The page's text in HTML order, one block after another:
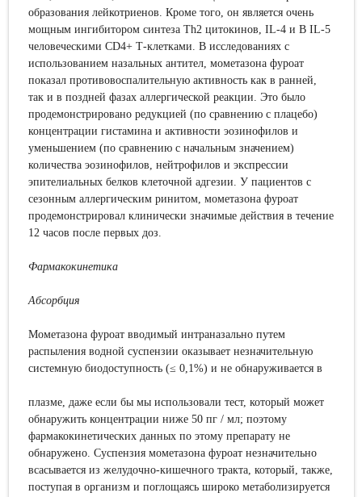
образования лейкотриенов. Кроме того, он является очень
мощным ингибитором синтеза Th2 цитокинов, IL-4 и B IL-5
человеческими CD4+ Т-клетками. В исследованиях с
использованием назальных антител, мометазона фуроат
показал противовоспалительную активность как в ранней,
так и в поздней фазах аллергической реакции. Это было
продемонстрировано редукцией (по сравнению с плацебо)
концентрации гистамина и активности эозинофилов и
уменьшением (по сравнению с начальным значением)
количества эозинофилов, нейтрофилов и экспрессии
эпителиальных белков клеточной адгезии. У пациентов с
сезонным аллергическим ринитом, мометазона фуроат
продемонстрировал клинически значимые действия в течение
12 часов после первых доз.
Фармакокинетика
Абсорбция
Мометазона фуроат вводимый интраназально путем
распыления водной суспензии оказывает незначительную
системную биодоступность (≤ 0,1%) и не обнаруживается в
плазме, даже если бы мы использовали тест, который может
обнаружить концентрации ниже 50 пг / мл; поэтому
фармакокинетических данных по этому препарату не
обнаружено. Суспензия мометазона фуроат незначительно
всасывается из желудочно-кишечного тракта, который, также,
поступая в организм и поглощаясь широко метаболизируется